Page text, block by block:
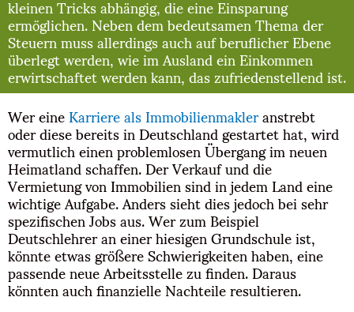
ermöglichen. Neben dem bedeutsamen Thema der
Steuern muss allerdings auch auf beruflicher Ebene
überlegt werden, wie im Ausland ein Einkommen
erwirtschaftet werden kann, das zufriedenstellend ist.
Wer eineKarriere als Immobilienmakleranstrebt
oder diese bereits in Deutschland gestartet hat, wird
vermutlich einen problemlosen Übergang im neuen
Heimatland schaffen. Der Verkauf und die
Vermietung von Immobilien sind in jedem Land eine
wichtige Aufgabe. Anders sieht dies jedoch bei sehr
spezifischen Jobs aus. Wer zum Beispiel
Deutschlehrer an einer hiesigen Grundschule ist,
könnte etwas größere Schwierigkeiten haben, eine
passende neue Arbeitsstelle zu finden. Daraus
könnten auch finanzielle Nachteile resultieren.